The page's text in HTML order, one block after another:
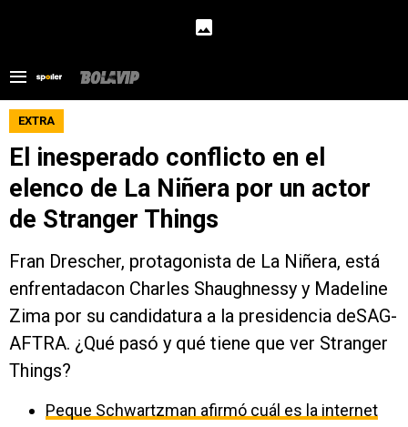
EXTRA
El inesperado conflicto en el
elenco de La Niñera por un actor
de Stranger Things
Fran Drescher, protagonista de La Niñera, está
enfrentadacon Charles Shaughnessy y Madeline
Zima por su candidatura a la presidencia deSAG-
AFTRA. ¿Qué pasó y qué tiene que ver Stranger
Things?
Peque Schwartzman afirmó cuál es la internet